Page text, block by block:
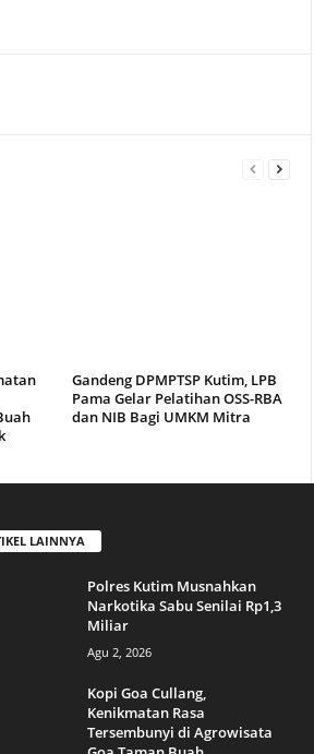
Gandeng DPMPTSP Kutim, LPB
Pama Gelar Pelatihan OSS-RBA
dan NIB Bagi UMKM Mitra
LAINNYA
Polres Kutim Musnahkan
Narkotika Sabu Senilai Rp1,3
Miliar
Agu 2, 2026
Kopi Goa Cullang,
Kenikmatan Rasa
Tersembunyi di Agrowisata